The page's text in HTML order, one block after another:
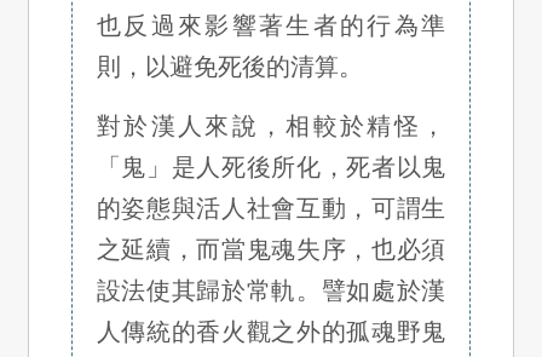
也反過來影響著生者的行為準
則，以避免死後的清算。
對於漢人來說，相較於精怪，
「鬼」是人死後所化，死者以鬼
的姿態與活人社會互動，可謂生
之延續，而當鬼魂失序，也必須
設法使其歸於常軌。譬如處於漢
人傳統的香火觀之外的孤魂野鬼